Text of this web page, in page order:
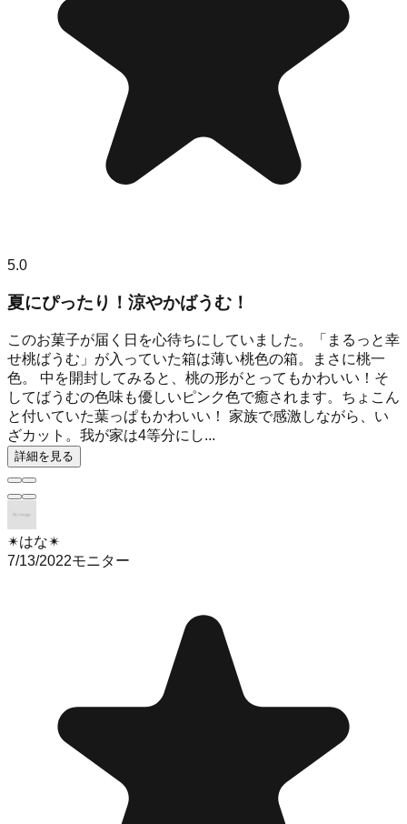
5.0
夏にぴったり！涼やかばうむ！
このお菓子が届く日を心待ちにしていました。「まるっと幸
せ桃ばうむ」が入っていた箱は薄い桃色の箱。まさに桃一
色。 中を開封してみると、桃の形がとってもかわいい！そ
してばうむの色味も優しいピンク色で癒されます。ちょこん
と付いていた葉っぱもかわいい！ 家族で感激しながら、い
ざカット。我が家は4等分にし...
詳細を見る
✴︎はな✴︎
7/13/2022モニター